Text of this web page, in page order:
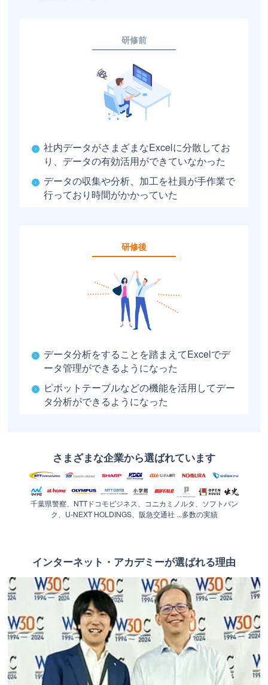
研修前
社内データがさまざまなExcelに分散してお
り、データの有効活用ができていなかった
データの収集や分析、加工を社員が手作業で
行っており時間がかかっていた
研修後
データ分析をすることを踏まえてExcelでデ
ータ管理ができるようになった
ピボットテーブルなどの機能を活用してデー
タ分析ができるようになった
さまざまな企業から選ばれています
千葉県警察、NTTドコモビジネス、コニカミノルタ、ソフトバン
ク、U-NEXT HOLDINGS、阪急交通社 ...多数の実績
インターネット・アカデミーが選ばれる理由